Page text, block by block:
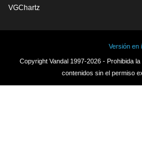
VGChartz
Versión en
Copyright Vandal 1997-2026 - Prohibida
contenidos sin el permiso